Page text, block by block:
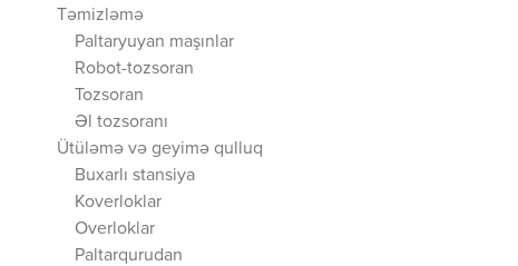
Təmizləmə
Paltaryuyan maşınlar
Robot-tozsoran
Tozsoran
Əl tozsoranı
Ütüləmə və geyimə qulluq
Buxarlı stansiya
Koverloklar
Overloklar
Paltarqurudan